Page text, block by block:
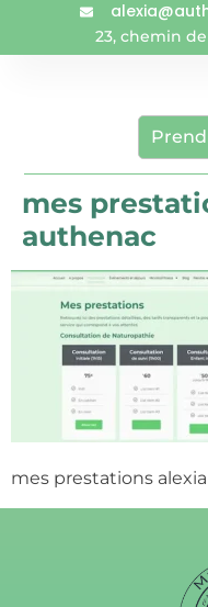
23, chemin
mes
authenac
mes prestations